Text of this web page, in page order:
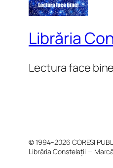
Librăria
Lectura face
© 1994–2026 CORESI
Librăria Constelații — Marcă